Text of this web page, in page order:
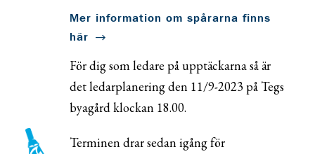
Mer information om spårarna finns
här
För dig som ledare på upptäckarna så är
det ledarplanering den 11/9-2023 på Tegs
byagård klockan 18.00.
Terminen drar sedan igång för